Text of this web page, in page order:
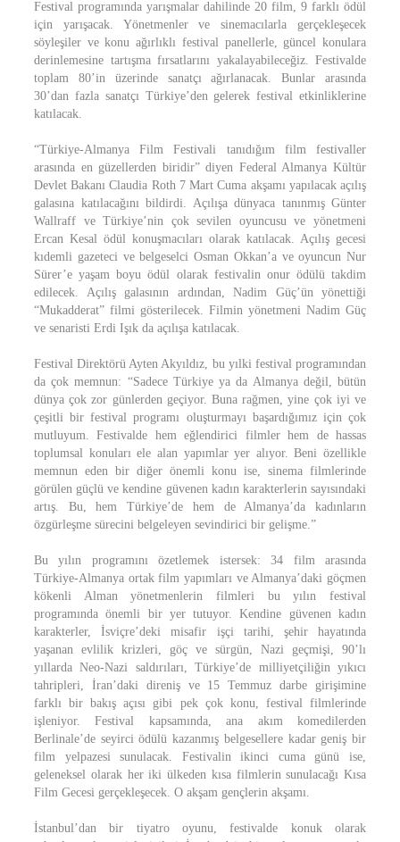
Festival programında yarışmalar dahilinde 20 film, 9 farklı ödül
için yarışacak. Yönetmenler ve sinemacılarla gerçekleşecek
söyleşiler ve konu ağırlıklı festival panellerle, güncel konulara
derinlemesine tartışma fırsatlarını yakalayabileceğiz. Festivalde
toplam 80’in üzerinde sanatçı ağırlanacak. Bunlar arasında
30’dan fazla sanatçı Türkiye’den gelerek festival etkinliklerine
katılacak.
“Türkiye-Almanya Film Festivali tanıdığım film festivaller
arasında en güzellerden biridir” diyen Federal Almanya Kültür
Devlet Bakanı Claudia Roth 7 Mart Cuma akşamı yapılacak açılış
galasına katılacağını bildirdi. Açılışa dünyaca tanınmış Günter
Wallraff ve Türkiye’nin çok sevilen oyuncusu ve yönetmeni
Ercan Kesal ödül konuşmacıları olarak katılacak. Açılış gecesi
kıdemli gazeteci ve belgeselci Osman Okkan’a ve oyuncun Nur
Sürer’e yaşam boyu ödül olarak festivalin onur ödülü takdim
edilecek. Açılış galasının ardından, Nadim Güç’ün yönettiği
“Mukadderat” filmi gösterilecek. Filmin yönetmeni Nadim Güç
ve senaristi Erdi Işık da açılışa katılacak.
Festival Direktörü Ayten Akyıldız, bu yılki festival programından
da çok memnun: “Sadece Türkiye ya da Almanya değil, bütün
dünya çok zor günlerden geçiyor. Buna rağmen, yine çok iyi ve
çeşitli bir festival programı oluşturmayı başardığımız için çok
mutluyum. Festivalde hem eğlendirici filmler hem de hassas
toplumsal konuları ele alan yapımlar yer alıyor. Beni özellikle
memnun eden bir diğer önemli konu ise, sinema filmlerinde
görülen güçlü ve kendine güvenen kadın karakterlerin sayısındaki
artış. Bu, hem Türkiye’de hem de Almanya’da kadınların
özgürleşme sürecini belgeleyen sevindirici bir gelişme.”
Bu yılın programını özetlemek istersek: 34 film arasında
Türkiye-Almanya ortak film yapımları ve Almanya’daki göçmen
kökenli Alman yönetmenlerin filmleri bu yılın festival
programında önemli bir yer tutuyor. Kendine güvenen kadın
karakterler, İsviçre’deki misafir işçi tarihi, şehir hayatında
yaşanan evlilik krizleri, göç ve sürgün, Nazi geçmişi, 90’lı
yıllarda Neo-Nazi saldırıları, Türkiye’de milliyetçiliğin yıkıcı
tahripleri, İran’daki direniş ve 15 Temmuz darbe girişimine
farklı bir bakış açısı gibi pek çok konu, festival filmlerinde
işleniyor. Festival kapsamında, ana akım komedilerden
Berlinale’de seyirci ödülü kazanmış belgesellere kadar geniş bir
film yelpazesi sunulacak. Festivalin ikinci cuma günü ise,
geleneksel olarak her iki ülkeden kısa filmlerin sunulacağı Kısa
Film Gecesi gerçekleşecek. O akşam gençlerin akşamı.
İstanbul’dan bir tiyatro oyunu, festivalde konuk olarak